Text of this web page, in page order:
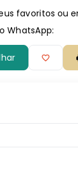
favoritos ou
WhatsApp: